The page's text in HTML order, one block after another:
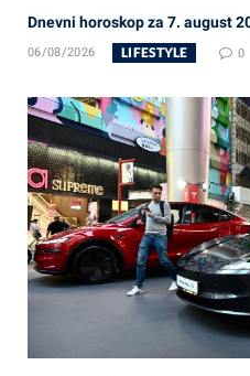
Dnevni horoskop za 7. august
06/08/2026 LIFESTYLE 0